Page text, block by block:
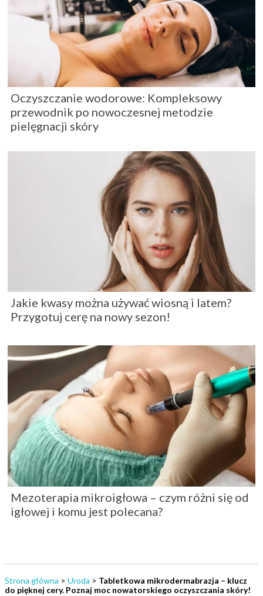
Oczyszczanie wodorowe: Kompleksowy
przewodnik po nowoczesnej metodzie
pielęgnacji skóry
Jakie kwasy można używać wiosną i latem?
Przygotuj cerę na nowy sezon!
Mezoterapia mikroigłowa – czym różni się od
igłowej i komu jest polecana?
Strona główna > Uroda > Tabletkowa mikrodermabrazja – klucz
do pięknej cery. Poznaj moc nowatorskiego oczyszczania skóry!